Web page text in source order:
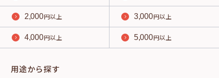
2,000円以上 3,000円以上
4,000円以上 5,000円以上
用途から探す